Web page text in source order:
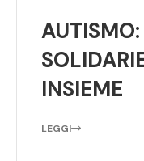
AUTISMO:
INSIEME
LEGGI